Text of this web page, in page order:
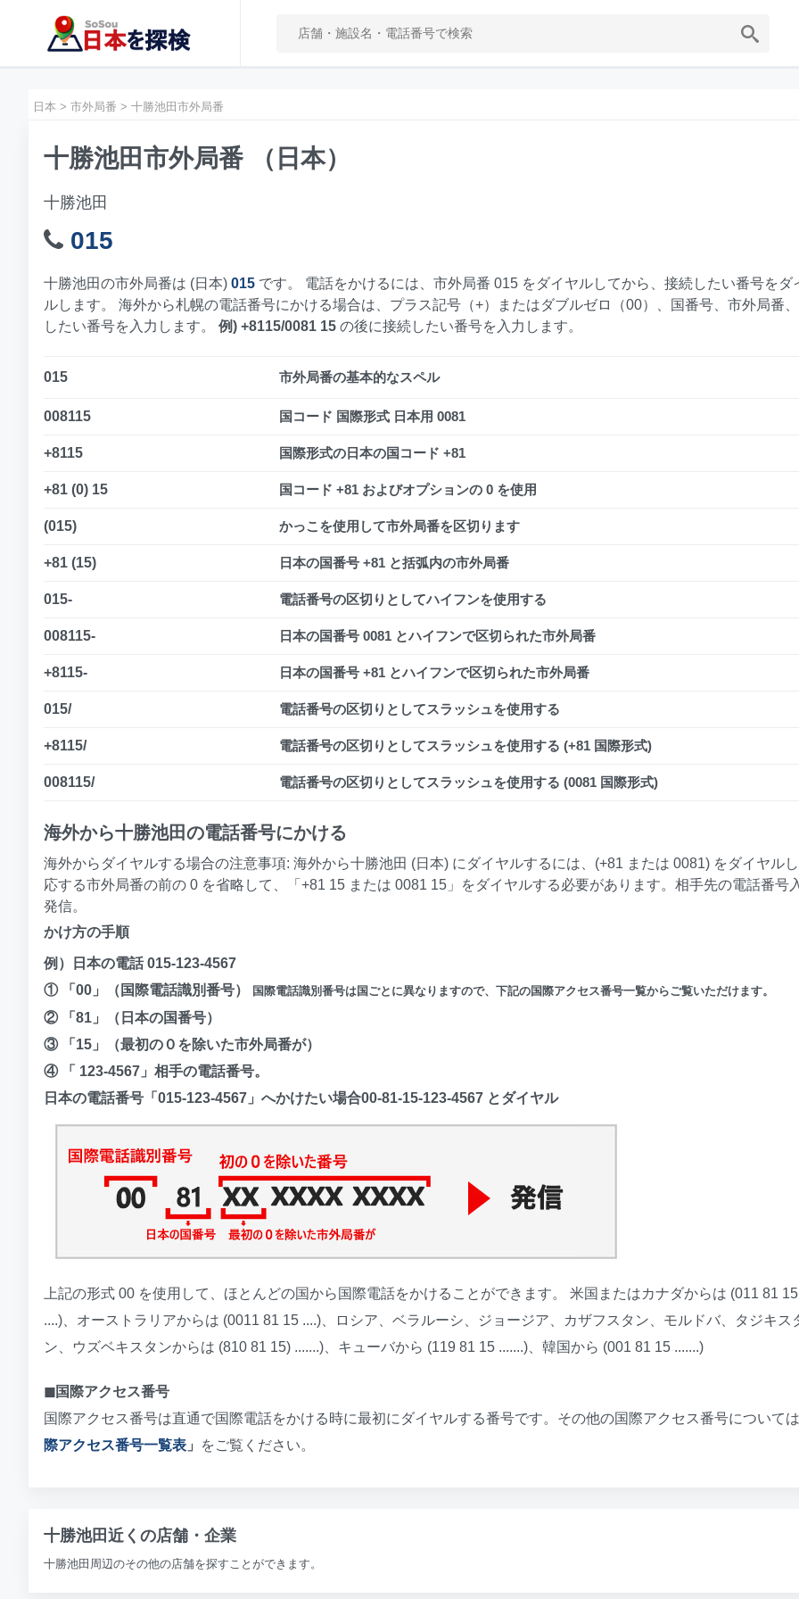
日本 > 市外局番 > 十勝池田市外局番
十勝池田市外局番 （日本）
十勝池田
015
十勝池田の市外局番は (日本) 015 です。 電話をかけるには、市外局番 015 をダイヤルしてから、接続したい番号をダ
ルします。 海外から札幌の電話番号にかける場合は、プラス記号（+）またはダブルゼロ（00）、国番号、市外局番
したい番号を入力します。 例) +8115/0081 15 の後に接続したい番号を入力します。
015 市外局番の基本的なスペル
008115 国コード 国際形式 日本用 0081
+8115 国際形式の日本の国コード +81
+81 (0) 15 国コード +81 およびオプションの 0 を使用
(015) かっこを使用して市外局番を区切ります
+81 (15) 日本の国番号 +81 と括弧内の市外局番
015- 電話番号の区切りとしてハイフンを使用する
008115- 日本の国番号 0081 とハイフンで区切られた市外局番
+8115- 日本の国番号 +81 とハイフンで区切られた市外局番
015/ 電話番号の区切りとしてスラッシュを使用する
+8115/ 電話番号の区切りとしてスラッシュを使用する (+81 国際形式)
008115/ 電話番号の区切りとしてスラッシュを使用する (0081 国際形式)
海外から十勝池田の電話番号にかける
海外からダイヤルする場合の注意事項: 海外から十勝池田 (日本) にダイヤルするには、(+81 または 0081) をダイヤル
応する市外局番の前の 0 を省略して、「+81 15 または 0081 15」をダイヤルする必要があります。相手先の電話番号
発信。
かけ方の手順
例）日本の電話 015-123-4567
① 「00」（国際電話識別番号）
国際電話識別番号は国ごとに異なりますので、下記の国際アクセス番号一覧からご覧いただけます。
② 「81」（日本の国番号）
③ 「15」（最初の０を除いた市外局番が）
④ 「 123-4567」相手の電話番号。
日本の電話番号「015-123-4567」へかけたい場合00-81-15-123-4567 とダイヤル
上記の形式 00 を使用して、ほとんどの国から国際電話をかけることができます。 米国またはカナダからは (011 81 15
....)、オーストラリアからは (0011 81 15 ....)、ロシア、ベラルーシ、ジョージア、カザフスタン、モルドバ、タジキス
ン、ウズベキスタンからは (810 81 15) .......)、キューバから (119 81 15 .......)、韓国から (001 81 15 .......)
◼︎国際アクセス番号
国際アクセス番号は直通で国際電話をかける時に最初にダイヤルする番号です。その他の国際アクセス番号については
際アクセス番号一覧表 」 をご覧ください。
十勝池田近くの店舗・企業
十勝池田周辺のその他の店舗を探すことができます。